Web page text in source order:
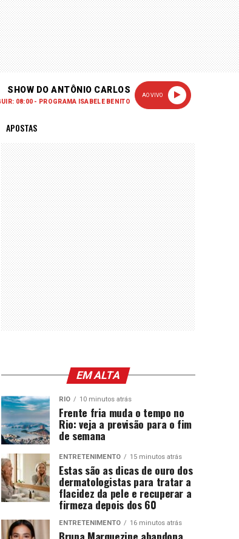
SHOW DO ANTÔNIO CARLOS
08:00 - PROGRAMA ISABELE BENITO
AO VIVO
APOSTAS
EM ALTA
RIO 10 minutos atrás
Frente fria muda o tempo no
Rio: veja a previsão para o fim
de semana
ENTRETENIMENTO 15 minutos atrás
Estas são as dicas de ouro dos
dermatologistas para tratar a
flacidez da pele e recuperar a
firmeza depois dos 60
ENTRETENIMENTO 16 minutos atrás